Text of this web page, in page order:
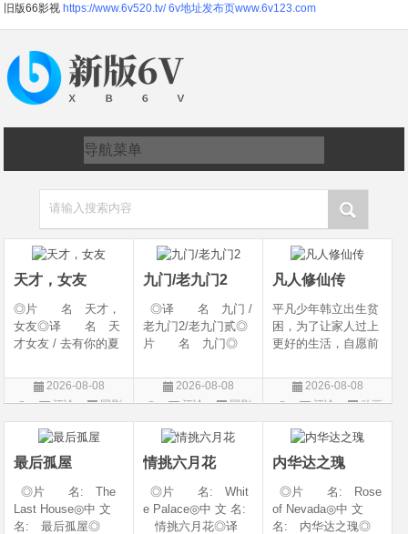
旧版66影视 https://www.6v520.tv/ 6v地址发布页www.6v123.com
请输入搜索内容
天才，女友
◎片 名 天才，
女友◎译 名 天
才女友 / 去有你的夏
年 代 2026◎
产 地 中国大陆
爱情◎语 言 汉
语普通话◎上映日期
2026-08-08
评论
国剧
九门/老九门2
◎译 名 九门 /
老九门2/老九门贰◎
片 名 九门◎
产 地 中国大陆
◎类 别 剧情 /
言 汉语普通话◎上
映日期 2026-07
2026-08-08
评论
国剧
凡人修仙传
平凡少年韩立出生贫
困，为了让家人过上
更好的生活，自愿前
核，最终被墨大夫收
入门下。 墨大夫一
养、传授医术，让韩
立对他非常感激，但
随着一同入
2026-08-08
评论
动画
片
最后孤屋
◎片 名: The
Last House◎中 文
名: 最后孤屋◎
情挑六月花
◎片 名: Whit
e Palace◎中 文 名:
情挑六月花◎译
内华达之瑰
◎片 名: Rose
of Nevada◎中 文
名: 内华达之瑰◎